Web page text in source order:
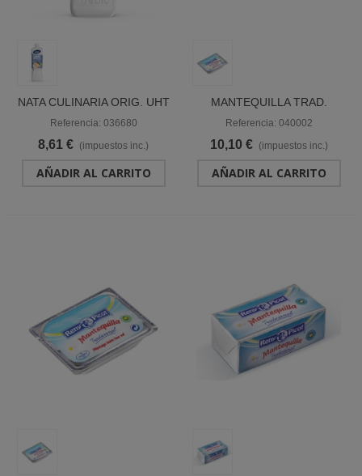
NATA CULINARIA ORIG. UHT
20% M.G. BOT. 2 L "DEBIC"
Referencia: 036680
8,61 € (impuestos inc.)
AÑADIR AL CARRITO
MANTEQUILLA TRAD.
MICROTARRINA 10GX100
"RENY PICOT"
Referencia: 040002
10,10 € (impuestos inc.)
AÑADIR AL CARRITO